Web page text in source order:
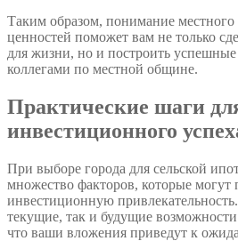
Таким образом, понимание местного
ценностей поможет вам не только
для жизни, но и построить
коллегами по местной общине.
Практические шаги
инвестиционного
При выборе города для сельской
множество факторов, которые могут
инвестиционную
текущие, так и будущие возможности
что ваши вложения приведут к